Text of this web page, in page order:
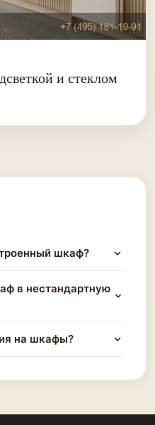
и стеклом
шкаф?
в нестандартную
на шкафы?